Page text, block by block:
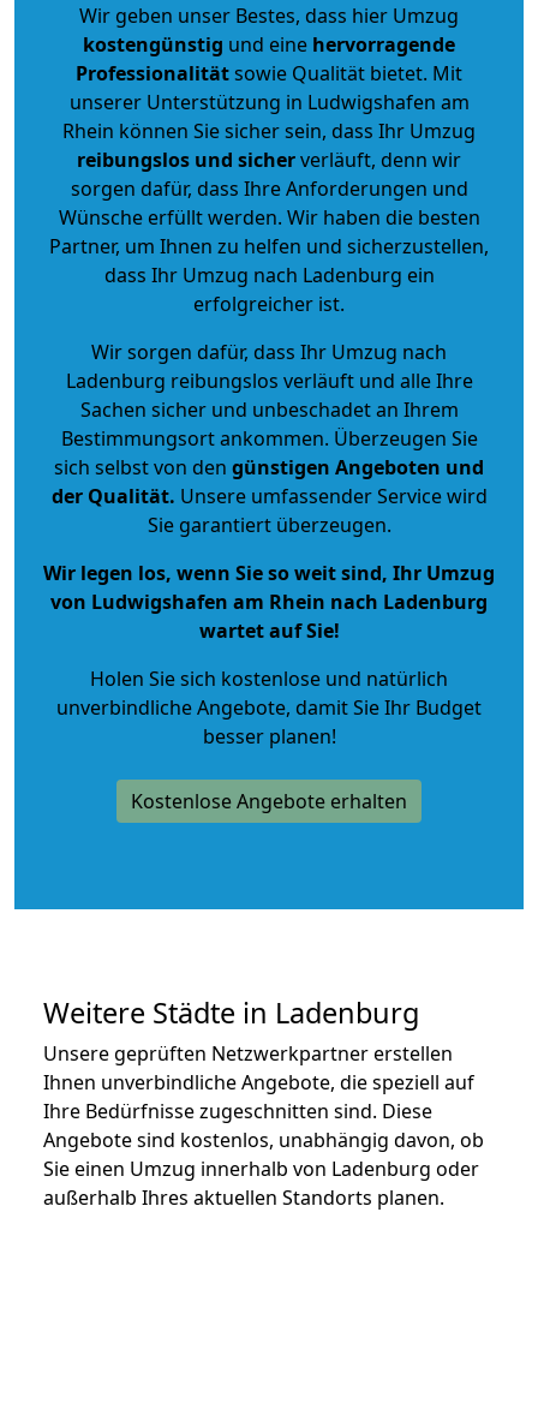
Wir geben unser Bestes, dass hier Umzug
kostengünstig und eine hervorragende
Professionalitätsowie Qualität bietet. Mit
unserer Unterstützung in Ludwigshafen am
Rhein können Sie sicher sein, dass Ihr Umzug
reibungslos und sicherverläuft, denn wir
sorgen dafür, dass Ihre Anforderungen und
Wünsche erfüllt werden. Wir haben die besten
Partner, um Ihnen zu helfen und sicherzustellen,
dass Ihr Umzug nach Ladenburg ein
erfolgreicher ist.
Wir sorgen dafür, dass Ihr Umzug nach
Ladenburg reibungslos verläuft und alle Ihre
Sachen sicher und unbeschadet an Ihrem
Bestimmungsort ankommen. Überzeugen Sie
sich selbst von den günstigen Angeboten und
der Qualität. Unsere umfassender Service wird
Sie garantiert überzeugen.
Wir legen los, wenn Sie so weit sind, Ihr Umzug
von Ludwigshafen am Rhein nach Ladenburg
wartet auf Sie!
Holen Sie sich kostenlose und natürlich
unverbindliche Angebote, damit Sie Ihr Budget
besser planen!
Kostenlose Angebote erhalten
Weitere Städte in Ladenburg
Unsere geprüften Netzwerkpartner erstellen
Ihnen unverbindliche Angebote, die speziell auf
Ihre Bedürfnisse zugeschnitten sind. Diese
Angebote sind kostenlos, unabhängig davon, ob
Sie einen Umzug innerhalb von Ladenburg oder
außerhalb Ihres aktuellen Standorts planen.